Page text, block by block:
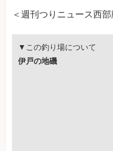
＜週刊つりニュース西
▼この釣り場について
伊戸の地磯